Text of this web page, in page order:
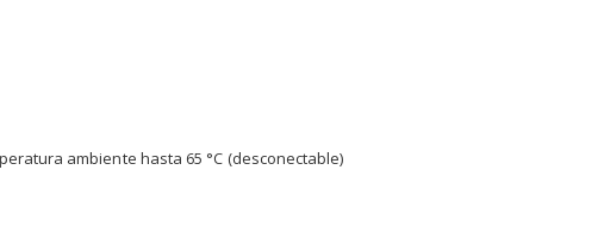
ambiente hasta 65 °C (desconectable)